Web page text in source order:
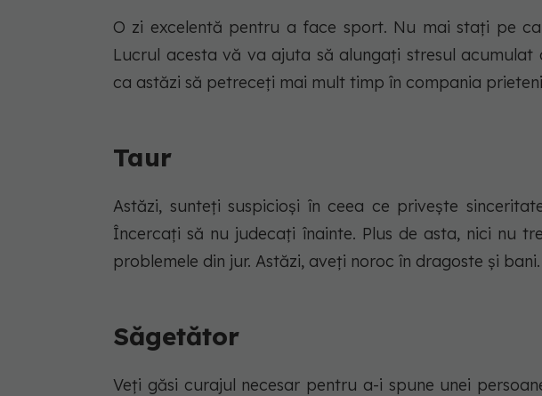
O zi excelentă pentru a face sport. Nu mai staţi pe
Lucrul acesta vă va ajuta să alungați stresul acumulat
ca astăzi să petreceți mai mult timp în compania
Taur
Astăzi, sunteți suspicioși în ceea ce privește
Încercați să nu judecați înainte. Plus de asta, nici nu
problemele din jur. Astăzi, aveți noroc în dragoste și bani.
Săgetător
Veţi găsi curajul necesar pentru a-i spune unei